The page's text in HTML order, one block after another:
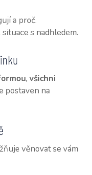
a proč.
s nadhledem.
,všichni
postaven na
věnovat se vám